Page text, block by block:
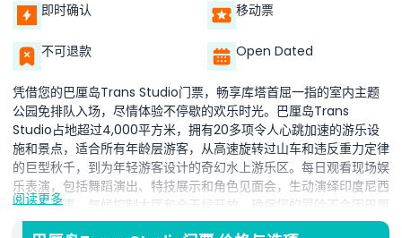
即时确认 移动票
不可退款 Open Dated
凭借您的巴厘岛Trans Studio门票，畅享库塔首屈一指的室内主题
公园免排队入场，尽情体验不停歇的欢乐时光。巴厘岛Trans
Studio占地超过4,000平方米，拥有20多项令人心跳加速的游乐设
施和景点，适合所有年龄层游客，从高速旋转过山车和违反重力定律
的巨型秋千，到为年轻游客设计的奇幻水上游乐区。每日观看现场娱
乐表演，包括舞蹈演出、特技展示和角色见面会，生动演绎印度尼西
亚民俗故事。气候控制大厅和全天候开放，确保您的冒险不会因巴厘
岛的热带阵雨或炎热阳光中断。在主题咖啡馆补充能量，品尝当地美
阅读更多